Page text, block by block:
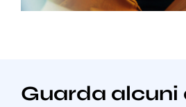
Guarda alcuni